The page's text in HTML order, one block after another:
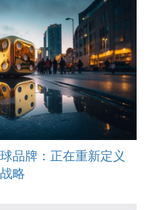
品牌：正在重新定义
略